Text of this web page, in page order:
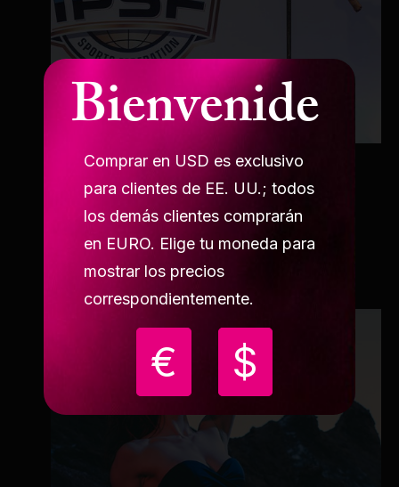
Bienvenide
Comprar en USD es exclusivo
para clientes de EE. UU.; todos
los demás clientes comprarán
en EURO. Elige tu moneda para
mostrar los precios
correspondientemente.
€ $
Dana Castillo Zarazua